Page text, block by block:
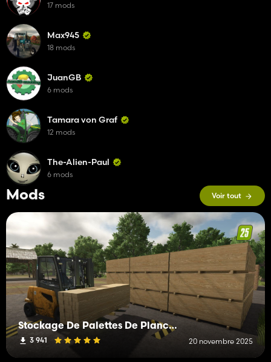
Mods Voir tout
Stockage De Palettes De Planches, Planches Épaisses Et Poutres En Bois.
3 941 20 novembre 2025
17 mods
Max945
18 mods
JuanGB
6 mods
Tamara von Graf
12 mods
The-Alien-Paul
6 mods